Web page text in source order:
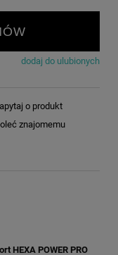
dodaj do ulubionych
o produkt
znajomemu
HEXA POWER PRO